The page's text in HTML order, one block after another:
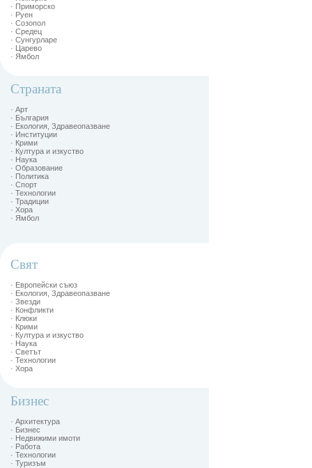
· Приморско
· Руен
· Созопол
· Средец
· Сунгурларе
· Царево
· Ямбол
Страната
· Арт
· България
· Екология, Здравеопазване
· Институции
· Крими
· Култура и изкуство
· Наука
· Образование
· Политика
· Спорт
· Технологии
· Традиции
· Хора
· Ямбол
Свят
· Европейски съюз
· Екология, Здравеопазване
· Звезди
· Конфликти
· Клюки
· Крими
· Култура и изкуство
· Наука
· Светът
· Технологии
· Хора
Бизнес
· Архитектура
· Бизнес
· Недвижими имоти
· Работа
· Технологии
· Туризъм